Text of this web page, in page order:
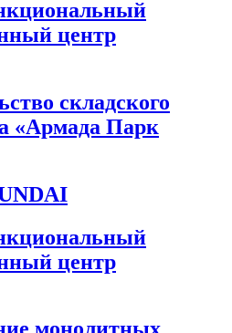
центр
складского
«Армада Парк
центр